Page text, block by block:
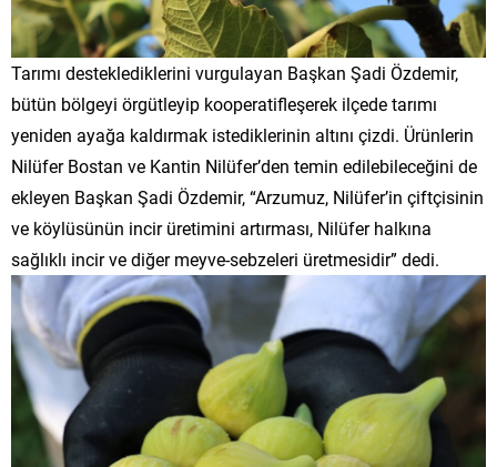
​Tarımı desteklediklerini vurgulayan Başkan Şadi Özdemir,
bütün bölgeyi örgütleyip kooperatifleşerek ilçede tarımı
yeniden ayağa kaldırmak istediklerinin altını çizdi. Ürünlerin
Nilüfer Bostan ve Kantin Nilüfer’den temin edilebileceğini de
ekleyen Başkan Şadi Özdemir, “Arzumuz, Nilüfer’in çiftçisinin
ve köylüsünün incir üretimini artırması, Nilüfer halkına
sağlıklı incir ve diğer meyve-sebzeleri üretmesidir” dedi.